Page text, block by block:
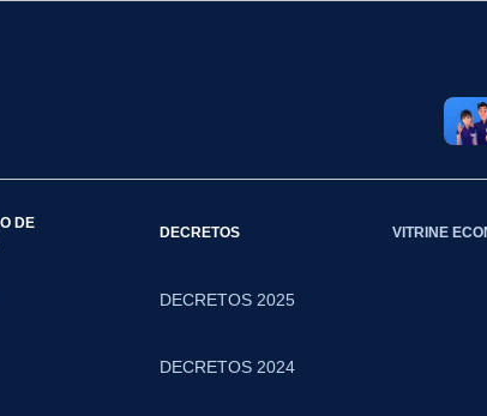
DE
DECRETOS
DECRETOS 2025
DECRETOS 2024
VITRINE